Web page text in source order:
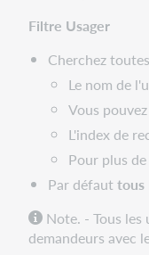
Filtre Usager
Cherchez
Le nom de
Vous
L'index de
Pour plus
Par défauttous
Note. - Tous
demandeurs avec